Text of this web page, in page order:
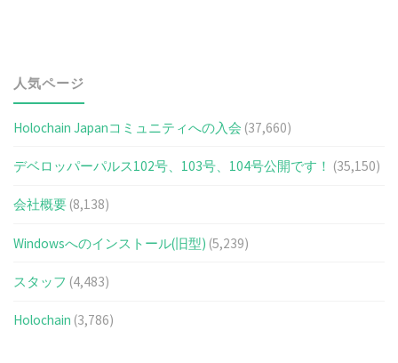
人気ページ
Holochain Japanコミュニティへの入会 (37,660)
デベロッパーパルス102号、103号、104号公開です！ (35,150)
会社概要 (8,138)
Windowsへのインストール(旧型) (5,239)
スタッフ (4,483)
Holochain (3,786)